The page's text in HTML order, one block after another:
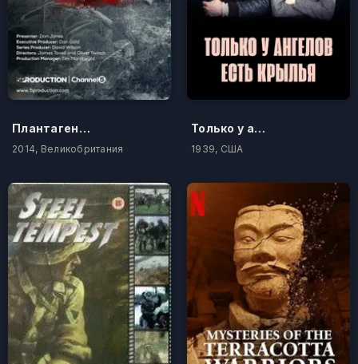
Плантагенеты – самая кровавая династия Британии
2014, Великобритания
Только у ангелов есть крылья
1939, США